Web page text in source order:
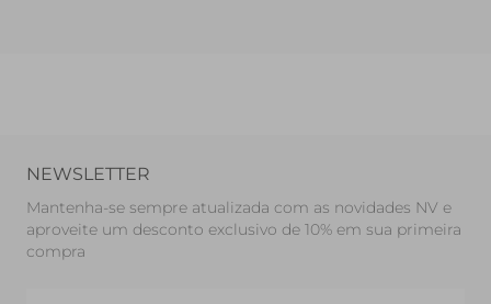
NEWSLETTER
Mantenha-se sempre atualizada com as novidades NV e
aproveite um desconto exclusivo de 10% em sua primeira
compra